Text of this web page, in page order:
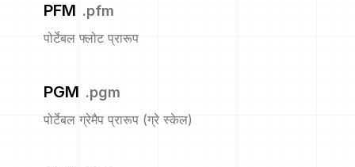
PFM .pfm
पोर्टेबल फ्लोट प्रारूप
PGM .pgm
पोर्टेबल ग्रेमैप प्रारूप (ग्रे स्केल)